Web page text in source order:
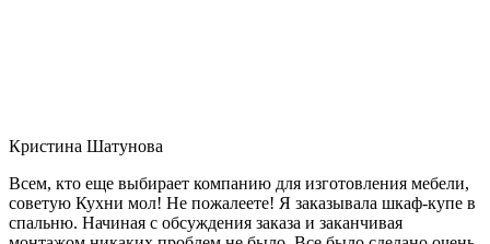
Кристина Шатунова
Всем, кто еще выбирает компанию для изготовления мебели,
советую Кухни мол! Не пожалеете! Я заказывала шкаф-купе в
спальню. Начиная с обсуждения заказа и заканчивая